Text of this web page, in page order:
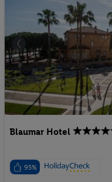
Blaumar Hotel
95%